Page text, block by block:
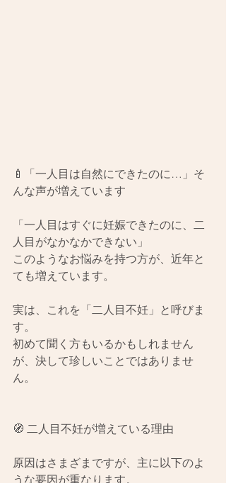
🍼「一人目は自然にできたのに…」そ
んな声が増えています
「一人目はすぐに妊娠できたのに、二
人目がなかなかできない」
このようなお悩みを持つ方が、近年と
ても増えています。
実は、これを「二人目不妊」と呼びま
す。
初めて聞く方もいるかもしれません
が、決して珍しいことではありませ
ん。
🧭 二人目不妊が増えている理由
原因はさまざまですが、主に以下のよ
うな要因が重なります。